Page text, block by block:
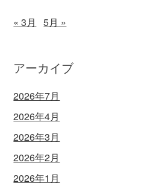
« 3月 5月 »
アーカイブ
2026年7月
2026年4月
2026年3月
2026年2月
2026年1月